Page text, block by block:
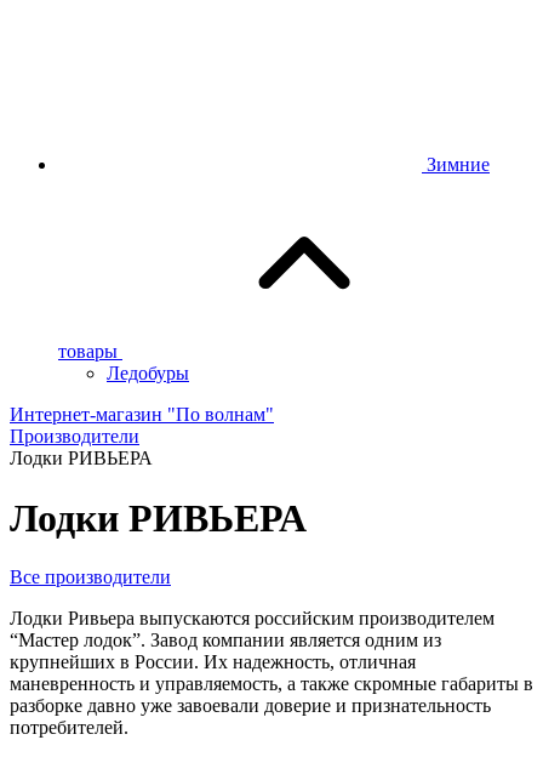
Зимние
товары
Ледобуры
Интернет-магазин "По волнам"
Производители
Лодки РИВЬЕРА
Лодки РИВЬЕРА
Все производители
Лодки Ривьера выпускаются российским производителем
“Мастер лодок”. Завод компании является одним из
крупнейших в России. Их надежность, отличная
маневренность и управляемость, а также скромные габариты в
разборке давно уже завоевали доверие и признательность
потребителей.